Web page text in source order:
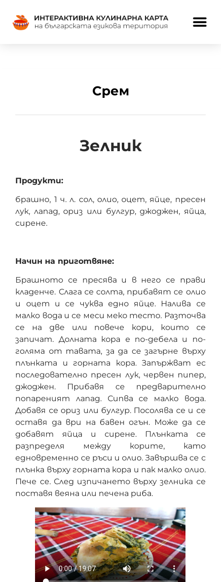
Срем
Зелник
Продукти:
брашно, 1 ч. л. сол, олио, оцет, яйце, пресен
лук, лапад, ориз или булгур, джоджен, яйца,
сирене.
Начин на приготвяне:
Брашното се пресява и в него се прави
кладенче. Слага се солта, прибавят се олио
и оцет и се чуква едно яйце. Налива се
малко вода и се меси меко тесто. Разточва
се на две или повече кори, които се
запичат. Долната кора е по-дебела и по-
голяма от тавата, за да се загърне върху
плънката и горната кора. Запържват ес
последователно пресен лук, червен пипер,
джоджен. Прибавя се предварително
попареният лапад. Сипва се малко вода.
Добавя се ориз или булгур. Посолява се и се
оставя да ври на бавен огън. Може да се
добавят яйца и сирене. Плънката се
разпределя между корите, като
едновременно се ръси и олио. Завършва се с
плънка върху горната кора и пак малко олио.
Пече се. След изпичането върху зелника се
поставя веяна или печена риба.